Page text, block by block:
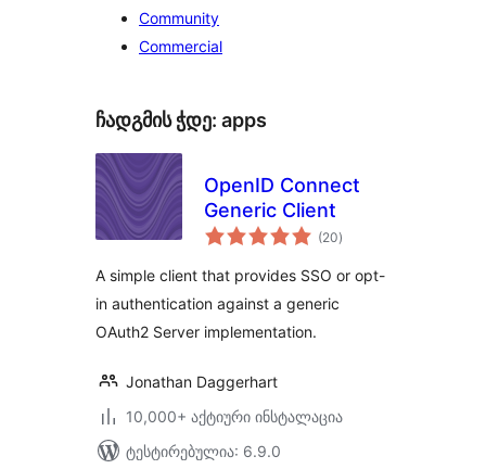
Community
Commercial
ჩადგმის ჭდე: apps
OpenID Connect
Generic Client
(20საერთო
რეიტინგი
)
A simple client that provides SSO or opt-
in authentication against a generic
OAuth2 Server implementation.
Jonathan Daggerhart
10,000+ აქტიური ინსტალაცია
ტესტირებულია: 6.9.0